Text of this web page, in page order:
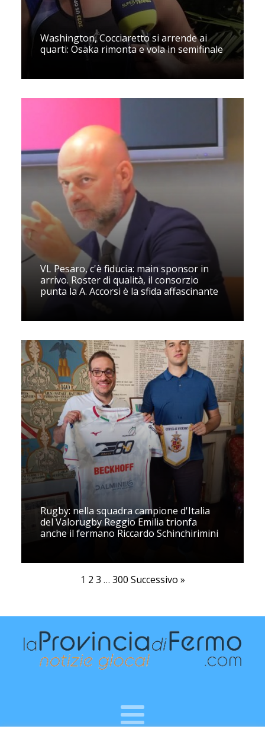
Washington, Cocciaretto si arrende ai
quarti: Osaka rimonta e vola in semifinale
VL Pesaro, c'è fiducia: main sponsor in
arrivo. Roster di qualità, il consorzio
punta la A. Accorsi è la sfida affascinante
Rugby: nella squadra campione d'Italia
del Valorugby Reggio Emilia trionfa
anche il fermano Riccardo Schinchirimini
1 2 3 … 300 Successivo »